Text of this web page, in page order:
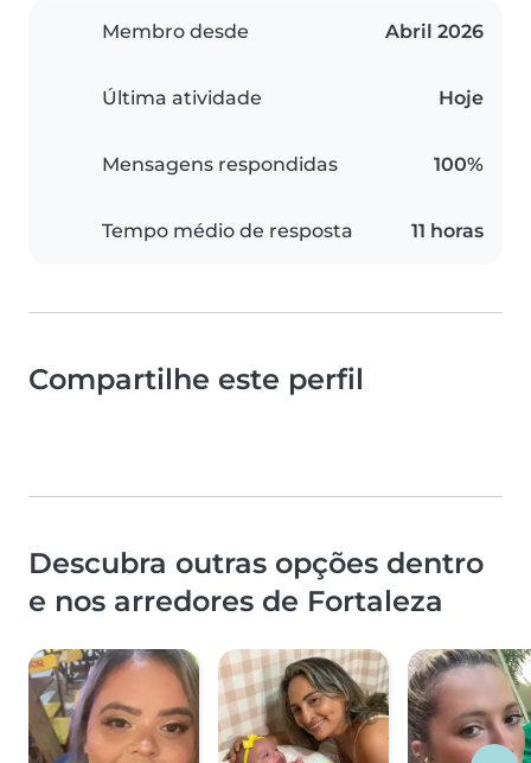
Membro desde Abril 2026
Última atividade Hoje
Mensagens respondidas 100%
Tempo médio de resposta 11 horas
Compartilhe este perfil
Descubra outras opções dentro
e nos arredores de Fortaleza